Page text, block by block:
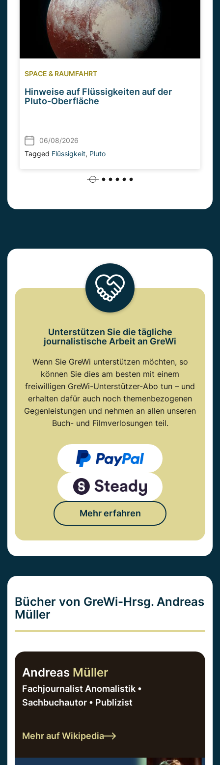
SPACE & RAUMFAHRT
Hinweise auf Flüssigkeiten auf der
Pluto-Oberfläche
06/08/2026
Tagged Flüssigkeit, Pluto
Unterstützen Sie die tägliche
journalistische Arbeit an GreWi
Wenn Sie GreWi unterstützen möchten, so
können Sie dies am besten mit einem
freiwilligen GreWi-Unterstützer-Abo tun – und
erhalten dafür auch noch themenbezogenen
Gegenleistungen und nehmen an allen unseren
Buch- und Filmverlosungen teil.
Mehr erfahren
Bücher von GreWi-Hrsg. Andreas
Müller
Andreas Müller
Fachjournalist Anomalistik •
Sachbuchautor • Publizist
Mehr auf Wikipedia